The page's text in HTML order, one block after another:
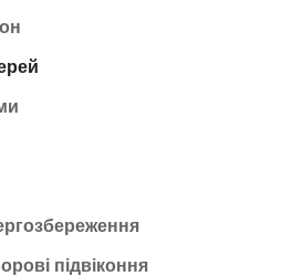
підвіконня